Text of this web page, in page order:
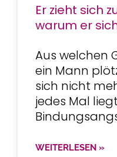
Er zieht sich
warum er
Aus welchen
ein Mann
sich nicht
jedes Mal
WEITERLESEN »